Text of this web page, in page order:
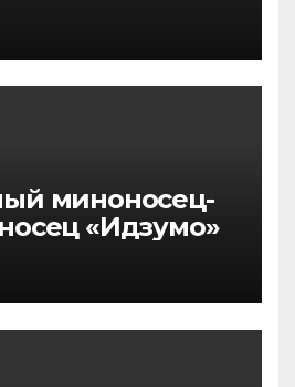
миноносец-
«Идзумо»